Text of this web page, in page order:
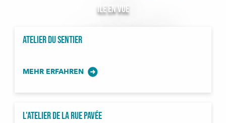
Ile en vue
Atelier du sentier
MEHR ERFAHREN
L'atelier de la rue pavée